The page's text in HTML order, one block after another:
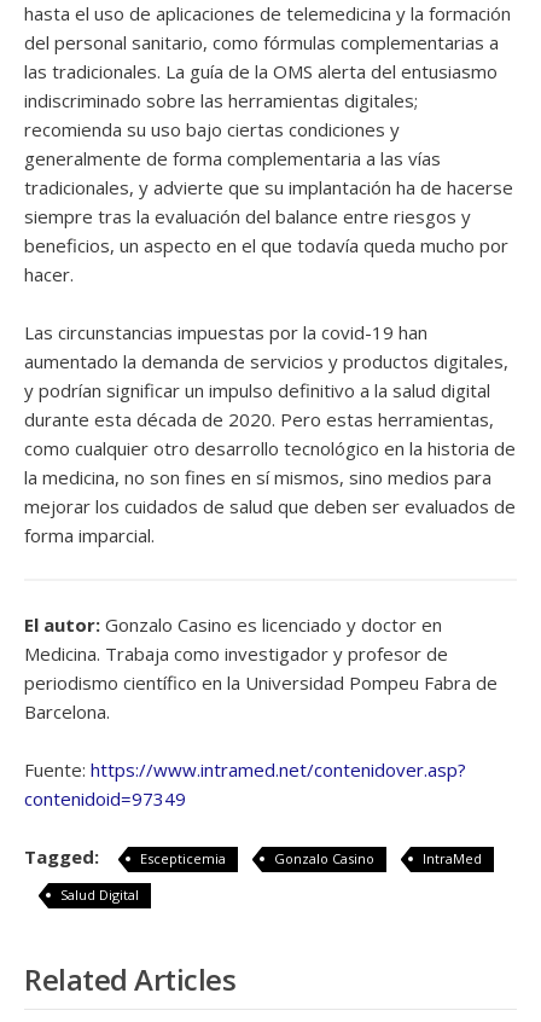
hasta el uso de aplicaciones de telemedicina y la formación
del personal sanitario, como fórmulas complementarias a
las tradicionales. La guía de la OMS alerta del entusiasmo
indiscriminado sobre las herramientas digitales;
recomienda su uso bajo ciertas condiciones y
generalmente de forma complementaria a las vías
tradicionales, y advierte que su implantación ha de hacerse
siempre tras la evaluación del balance entre riesgos y
beneficios, un aspecto en el que todavía queda mucho por
hacer.
Las circunstancias impuestas por la covid-19 han
aumentado la demanda de servicios y productos digitales,
y podrían significar un impulso definitivo a la salud digital
durante esta década de 2020. Pero estas herramientas,
como cualquier otro desarrollo tecnológico en la historia de
la medicina, no son fines en sí mismos, sino medios para
mejorar los cuidados de salud que deben ser evaluados de
forma imparcial.
El autor: Gonzalo Casino es licenciado y doctor en
Medicina. Trabaja como investigador y profesor de
periodismo científico en la Universidad Pompeu Fabra de
Barcelona.
Fuente: https://www.intramed.net/contenidover.asp?
contenidoid=97349
Tagged: Escepticemia Gonzalo Casino
IntraMed
Salud Digital
Related Articles